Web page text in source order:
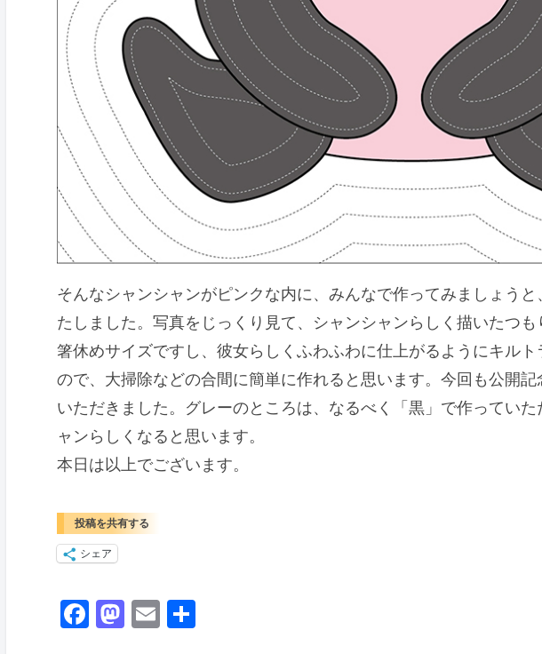
そんなシャンシャンがピンクな内に、みんなで作ってみましょう
たしました。写真をじっくり見て、シャンシャンらしく描いたつ
箸休めサイズですし、彼女らしくふわふわに仕上がるようにキル
ので、大掃除などの合間に簡単に作れると思います。今回も公開記
いただきました。グレーのところは、なるべく「黒」で作ってい
ャンらしくなると思います。
本日は以上でございます。
投稿を共有する
シェア
F M E 共